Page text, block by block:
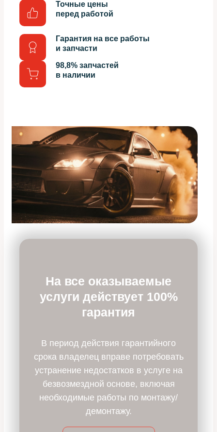
Точные цены
перед работой
Гарантия на все работы
и запчасти
98,8% запчастей
в наличии
На все оказываемые
услуги действует 100%
гарантия
В период действия гарантийного
срока владелец вправе потребовать
устранение недостатков в услуге на
безвозмездной основе, включая
необходимые работы по монтажу/
демонтажу.